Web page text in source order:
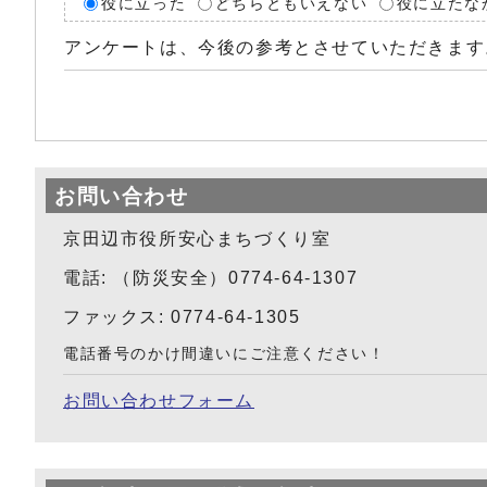
役に立った どちらともいえない 役に立たな
アンケートは、今後の参考とさせていただきます
お問い合わせ
京田辺市役所安心まちづくり室
電話: （防災安全）0774-64-1307
ファックス: 0774-64-1305
電話番号のかけ間違いにご注意ください！
お問い合わせフォーム